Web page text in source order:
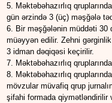
5. Məktəbəhazırlıq
gün ərzində 3 (üç) məşğələ
6. Bir məşğələnin müddəti 30
müəyyən edilir. Zehni
3 idman dəqiqəsi keçirilir.
7. Məktəbəhazırlıq
8. Məktəbəhazırlıq
mövzular müvafiq qrup
şifahi formada qiymətləndirilir